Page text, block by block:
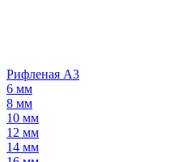
Рифленая А3
6 мм
8 мм
10 мм
12 мм
14 мм